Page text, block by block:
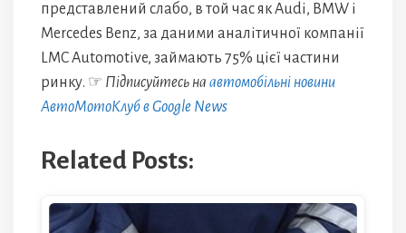
представлений слабо, в той час як Audi, BMW і
Mercedes Benz, за даними аналітичної компанії
LMC Automotive, займають 75% цієї частини
ринку. ☞ Підписуйтесь на автомобільні новини
АвтоМотоКлуб в Google News
Related Posts: